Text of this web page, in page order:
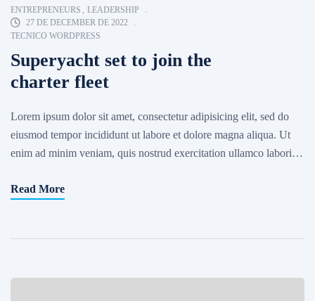
ENTREPRENEURS , LEADERSHIP
27 DE DECEMBER DE 2022
TECNICO WORDPRESS
Superyacht set to join the
charter fleet
Lorem ipsum dolor sit amet, consectetur adipisicing elit, sed do
eiusmod tempor incididunt ut labore et dolore magna aliqua. Ut
enim ad minim veniam, quis nostrud exercitation ullamco laboris
cupidatat non proident, sunt in culpa qui officia deserunt mollit
Read More